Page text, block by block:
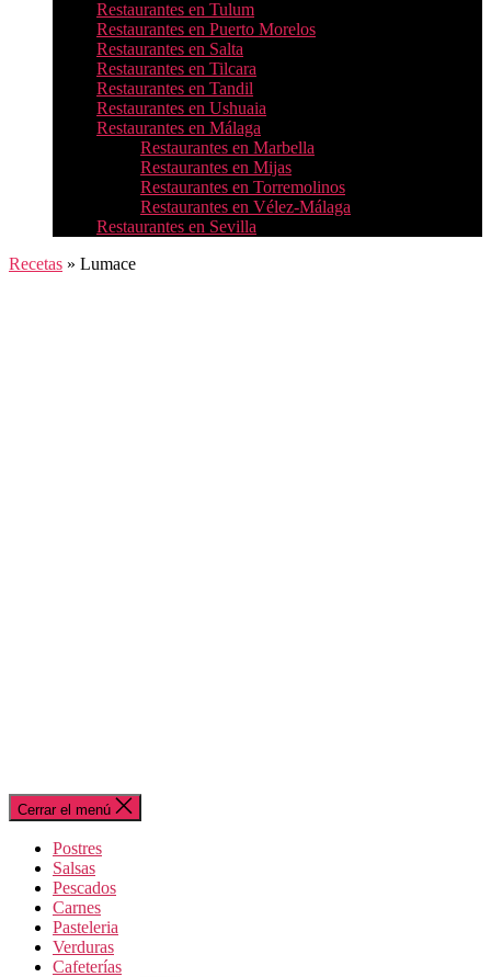
Restaurantes en Tulum
Restaurantes en Puerto Morelos
Restaurantes en Salta
Restaurantes en Tilcara
Restaurantes en Tandil
Restaurantes en Ushuaia
Restaurantes en Málaga
Restaurantes en Marbella
Restaurantes en Mijas
Restaurantes en Torremolinos
Restaurantes en Vélez-Málaga
Restaurantes en Sevilla
Recetas » Lumace
Cerrar el menú
Postres
Salsas
Pescados
Carnes
Pasteleria
Verduras
Cafeterías